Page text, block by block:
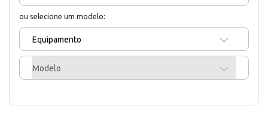
ou selecione um modelo:
Equipamento
Modelo